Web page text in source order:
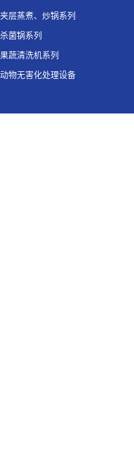
夹层蒸煮、炒锅系列
杀菌锅系列
果蔬清洗机系列
动物无害化处理设备